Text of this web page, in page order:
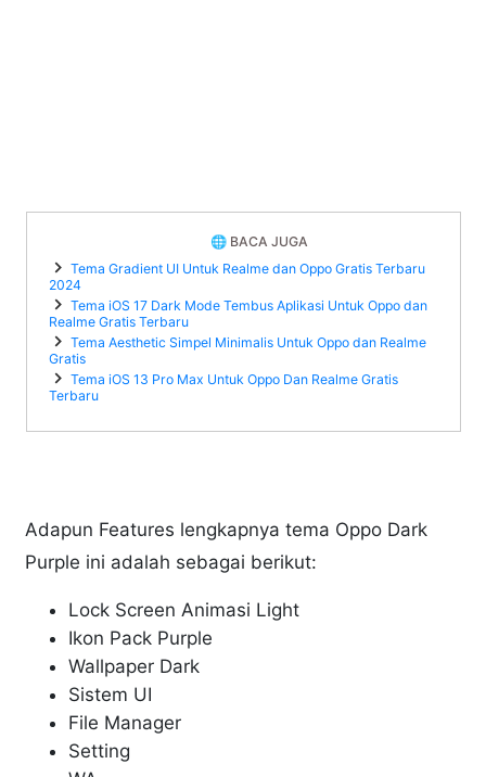
🌐 BACA JUGA
Tema Gradient UI Untuk Realme dan Oppo Gratis Terbaru
2024
Tema iOS 17 Dark Mode Tembus Aplikasi Untuk Oppo dan
Realme Gratis Terbaru
Tema Aesthetic Simpel Minimalis Untuk Oppo dan Realme
Gratis
Tema iOS 13 Pro Max Untuk Oppo Dan Realme Gratis
Terbaru
Adapun Features lengkapnya tema Oppo Dark
Purple ini adalah sebagai berikut:
Lock Screen Animasi Light
Ikon Pack Purple
Wallpaper Dark
Sistem UI
File Manager
Setting